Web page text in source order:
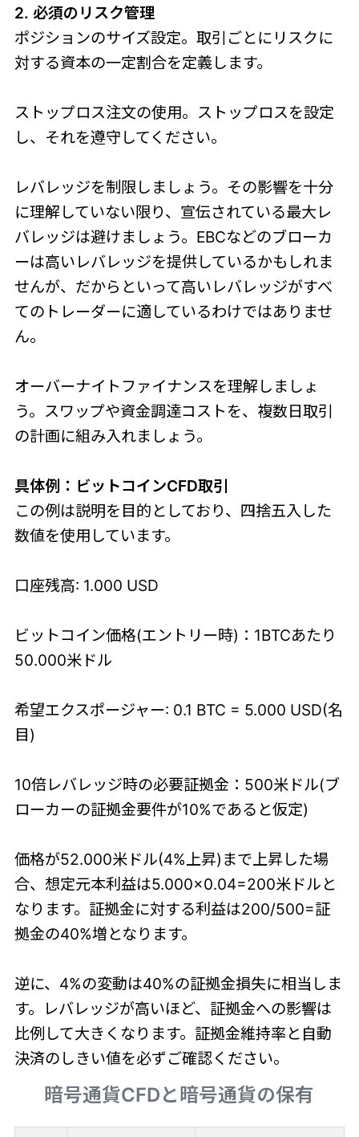
2. 必須のリスク管理
ポジションのサイズ設定。取引ごとにリスクに
対する資本の一定割合を定義します。
ストップロス注文の使用。ストップロスを設定
し、それを遵守してください。
レバレッジを制限しましょう。その影響を十分
に理解していない限り、宣伝されている最大レ
バレッジは避けましょう。EBCなどのブローカ
ーは高いレバレッジを提供しているかもしれま
せんが、だからといって高いレバレッジがすべ
てのトレーダーに適しているわけではありませ
ん。
オーバーナイトファイナンスを理解しましょ
う。スワップや資金調達コストを、複数日取引
の計画に組み入れましょう。
具体例：ビットコインCFD取引
この例は説明を目的としており、四捨五入した
数値を使用しています。
口座残高: 1.000 USD
ビットコイン価格(エントリー時)：1BTCあたり
50.000米ドル
希望エクスポージャー: 0.1 BTC = 5.000 USD(名
目)
10倍レバレッジ時の必要証拠金：500米ドル(ブ
ローカーの証拠金要件が10%であると仮定)
価格が52.000米ドル(4%上昇)まで上昇した場
合、想定元本利益は5.000×0.04=200米ドルと
なります。証拠金に対する利益は200/500=証
拠金の40%増となります。
逆に、4%の変動は40%の証拠金損失に相当しま
す。レバレッジが高いほど、証拠金への影響は
比例して大きくなります。証拠金維持率と自動
決済のしきい値を必ずご確認ください。
暗号通貨CFDと暗号通貨の保有